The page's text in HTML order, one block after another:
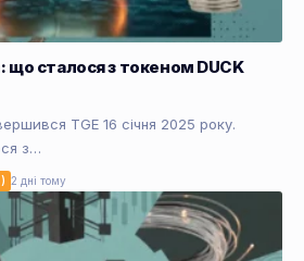
що сталося з токеном DUCK
TGE 16 січня 2025 року.
з…
2 дні тому